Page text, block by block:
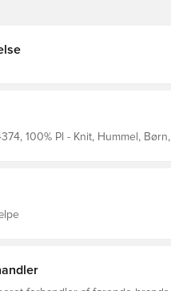
100% Pl - Knit, Hummel, Børn,